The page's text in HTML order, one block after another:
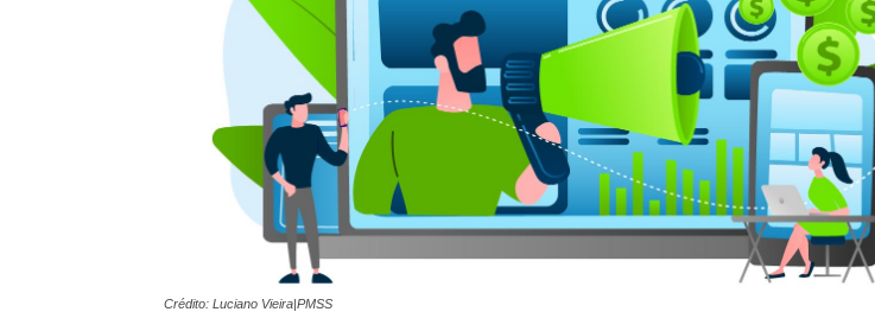
Crédito: Luciano Vieira|PMSS